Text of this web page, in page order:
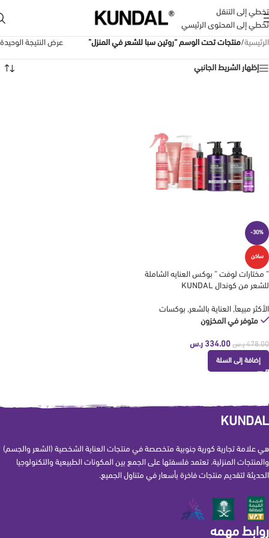
تخطي إلى التنقل
تخطي إلى المحتوى الرئيسي
الرئيسية/منتجات تحت الوسم “روتين سبا للشعر في المنزل” عرض النتيجة الوحيدة
إظهار الشريط الجانبي
-30%
ساخن
” مختارات لوفت ” بوكس العنايه الشاملة
للشعر من كوندال KUNDAL
الأكثر مبيعاَ, العناية بالشعر, بوكسات
متوفر في المخزون
478.00 ر.س 334.00 ر.س
إضافة إلى السلة
KUNDAL
هي علامة تجارية كورية جنوبية متخصصة في منتجات العناية الشخصية (الشعر والجسم)
والمنتجات المنزلية. تعتمد فلسفتها على الجمع بين المكونات الطبيعية والتكنولوجيا
الحديثة لتقديم منتجات فاخرة بأسعار في متناول الجميع.
روابط مهمه